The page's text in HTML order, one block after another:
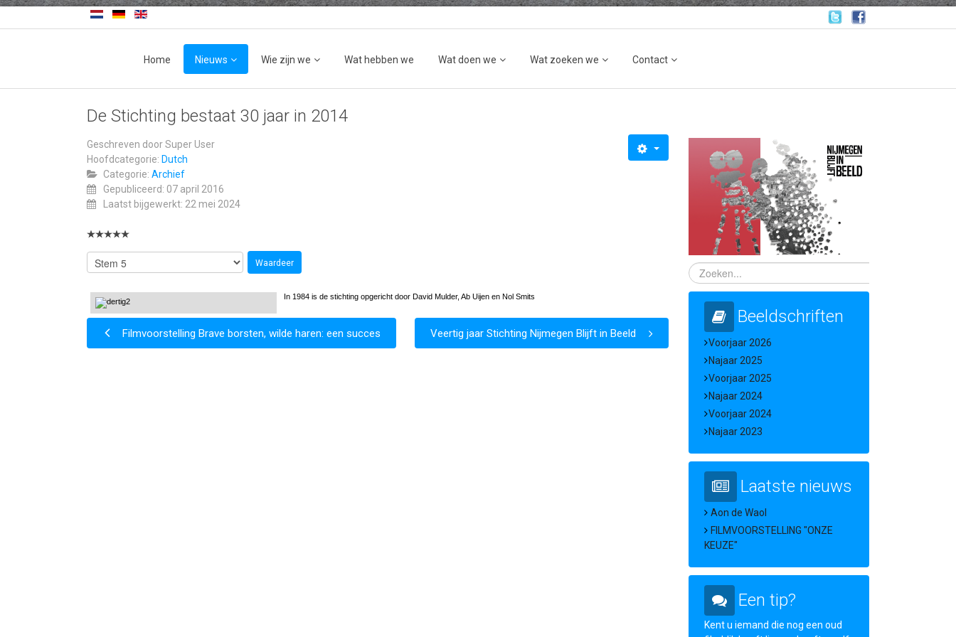
Home Nieuws Wie zijn we Wat hebben we Wat doen we Wat zoeken we Contact
De Stichting bestaat 30 jaar in 2014
Geschreven doorSuper User
Hoofdcategorie: Dutch
Categorie: Archief
Gepubliceerd: 07 april 2016
Laatst bijgewerkt: 22 mei 2024
In 1984 is de stichting opgericht door David Mulder, Ab Uijen en Nol Smits
Filmvoorstelling Brave borsten, wilde haren: een succes Veertig jaar Stichting Nijmegen Blijft in Beeld
Beeldschriften
Voorjaar 2026
Najaar 2025
Voorjaar 2025
Najaar 2024
Voorjaar 2024
Najaar 2023
Laatste nieuws
Aon de Waol
FILMVOORSTELLING "ONZE
KEUZE"
Een tip?
Kent u iemand die nog een oud